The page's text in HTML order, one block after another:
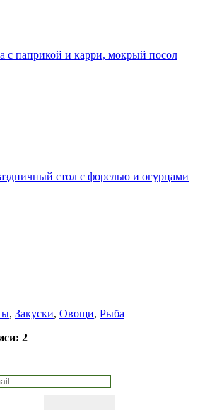
с паприкой и карри, мокрый посол
стол с форелью и огурцами
, Закуски, Овощи, Рыба
2